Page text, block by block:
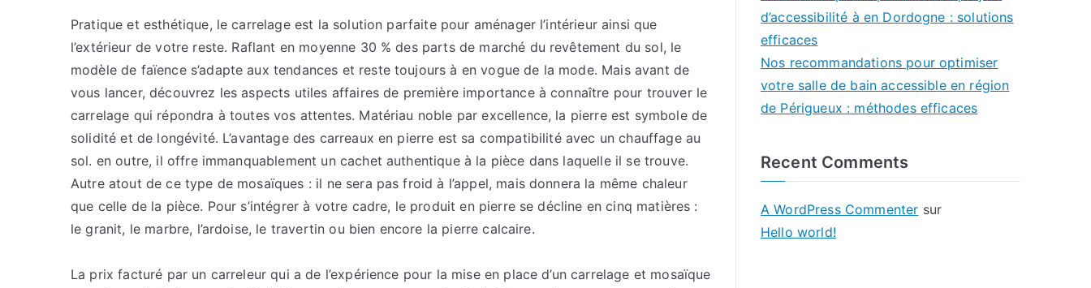
Pratique et esthétique, le carrelage est la solution parfaite pour aménager l’intérieur ainsi que
l’extérieur de votre reste. Raflant en moyenne 30 % des parts de marché du revêtement du sol, le
modèle de faïence s’adapte aux tendances et reste toujours à en vogue de la mode. Mais avant de
vous lancer, découvrez les aspects utiles affaires de première importance à connaître pour trouver le
carrelage qui répondra à toutes vos attentes. Matériau noble par excellence, la pierre est symbole de
solidité et de longévité. L’avantage des carreaux en pierre est sa compatibilité avec un chauffage au
sol. en outre, il offre immanquablement un cachet authentique à la pièce dans laquelle il se trouve.
Autre atout de ce type de mosaïques : il ne sera pas froid à l’appel, mais donnera la même chaleur
que celle de la pièce. Pour s’intégrer à votre cadre, le produit en pierre se décline en cinq matières :
le granit, le marbre, l’ardoise, le travertin ou bien encore la pierre calcaire.
La prix facturé par un carreleur qui a de l’expérience pour la mise en place d’un carrelage et mosaïque
d’accessibilité à en Dordogne : solutions
efficaces
Nos recommandations pour optimiser
votre salle de bain accessible en région
de Périgueux : méthodes efficaces
Recent Comments
A WordPress Commenter sur
Hello world!